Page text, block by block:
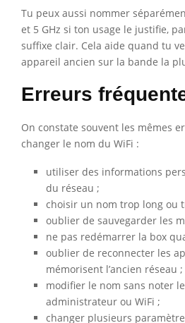
Tu peux aussi nommer
et 5 GHz si ton usage le justifie,
suffixe clair. Cela aide quand tu
appareil ancien sur la bande la
Erreurs
On constate souvent les mêmes
changer le nom du WiFi :
utiliser des informations
du réseau ;
choisir un nom trop long ou
oublier de sauvegarder les
ne pas redémarrer la box
oublier de reconnecter les
mémorisent l’ancien réseau ;
modifier le nom sans noter
administrateur ou WiFi ;
changer plusieurs